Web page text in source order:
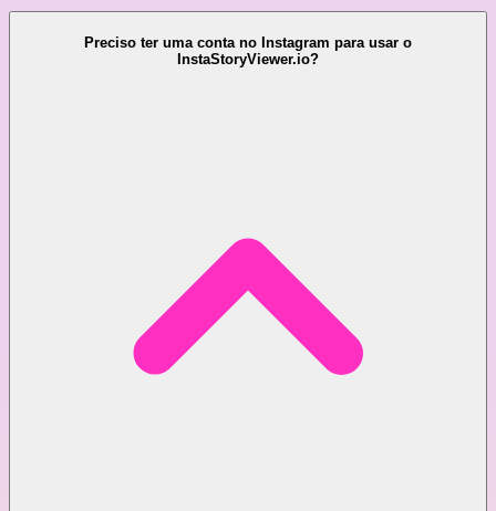
Preciso ter uma conta no Instagram para usar o
InstaStoryViewer.io?